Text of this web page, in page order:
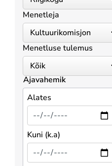
Menetleja
Menetluse tulemus
Ajavahemik
Alates
Kuni (k.a)